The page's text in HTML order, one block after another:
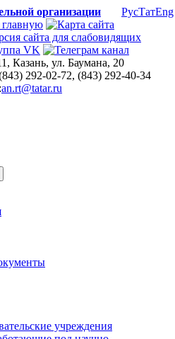
организации РусТатEng
Казань, ул. Баумана, 20
292-02-72, (843) 292-40-34
an.rt@tatar.ru
учреждения